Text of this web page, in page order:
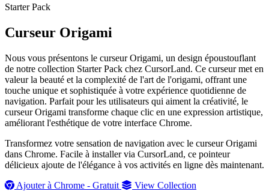
Starter Pack
Curseur Origami
Nous vous présentons le curseur Origami, un design époustouflant
de notre collection Starter Pack chez CursorLand. Ce curseur met en
valeur la beauté et la complexité de l'art de l'origami, offrant une
touche unique et sophistiquée à votre expérience quotidienne de
navigation. Parfait pour les utilisateurs qui aiment la créativité, le
curseur Origami transforme chaque clic en une expression artistique,
améliorant l'esthétique de votre interface Chrome.
Transformez votre sensation de navigation avec le curseur Origami
dans Chrome. Facile à installer via CursorLand, ce pointeur
délicieux ajoute de l'élégance à vos activités en ligne dès maintenant.
Ajouter à Chrome - Gratuit
View Collection